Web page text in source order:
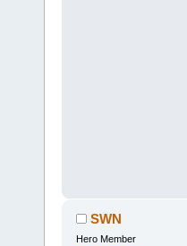
SWN
Hero Member